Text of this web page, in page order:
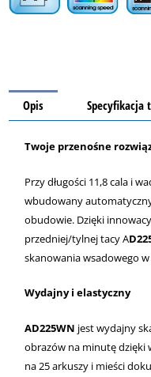
Opis Specyfikacja
Twoje przenośne
Przy długości 11,8 cala i
wbudowany
obudowie. Dzięki
przedniej/tylnej tacy A
skanowania wsadowego
Wydajny i elastyczny
AD225WN jest wydajny
obrazów na minutę
na 25 arkuszy i mieści